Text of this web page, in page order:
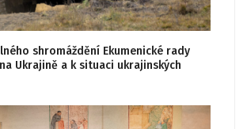
shromáždění Ekumenické rady
Ukrajině a k situaci ukrajinských